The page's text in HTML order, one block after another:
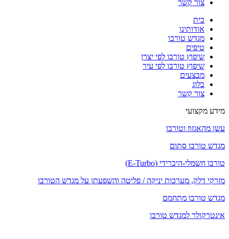
צור קשר
בית
אודותינו
מגדש טורבו
טיפים
שיפוץ טורבו לפי יצרן
שיפוץ טורבו לפי עיר
מבצעים
בלוג
צור קשר
מידע מקצועי
עשן מהאגזוז וטורבו
מגדש טורבו סתום
טורבו חשמלי-היברידי (E-Turbo)
מזרקי דלק, מערכות יניקה / פליטה והשפעתן על מגדש הטורבו
מגדש טורבו מתחמם
אינטרקולר למגדש טורבו